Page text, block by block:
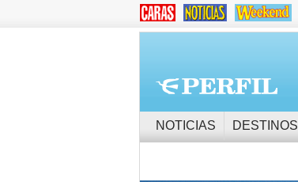
NOTICIAS DESTINOS